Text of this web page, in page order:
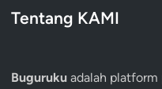
Tentang KAMI
Buguruku adalah platform